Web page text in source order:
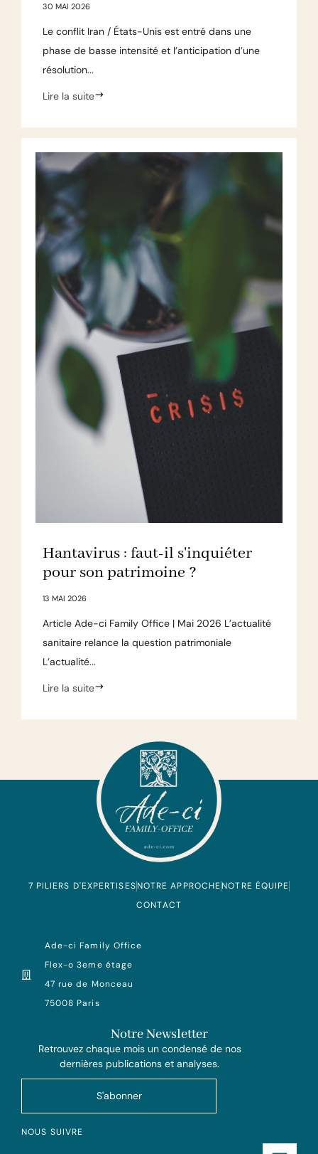
30 MAI 2026
Le conflit Iran / États-Unis est entré dans une
phase de basse intensité et l’anticipation d’une
résolution...
Lire la suite
Hantavirus : faut-il s'inquiéter
pour son patrimoine ?
13 MAI 2026
Article Ade-ci Family Office | Mai 2026 L’actualité
sanitaire relance la question patrimoniale
L’actualité...
Lire la suite
7 PILIERS D'EXPERTISESNOTRE APPROCHE NOTRE ÉQUIPE
CONTACT
Ade-ci Family Office
Flex-o 3eme étage
47 rue de Monceau
75008 Paris
Notre Newsletter
Retrouvez chaque mois un condensé de nos
dernières publications et analyses.
S'abonner
NOUS SUIVRE